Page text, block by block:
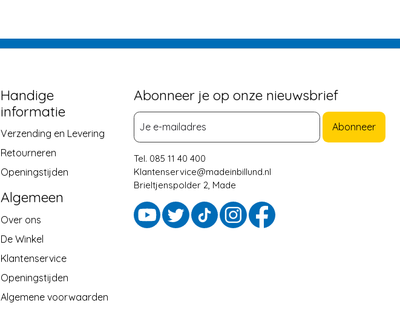
Handige
informatie
Verzending en Levering
Retourneren
Openingstijden
Algemeen
Over ons
De Winkel
Klantenservice
Openingstijden
Algemene voorwaarden
Abonneer je op onze nieuwsbrief
Abonneer
Tel. 085 11 40 400
Klantenservice@madeinbillund.nl
Brieltjenspolder 2, Made